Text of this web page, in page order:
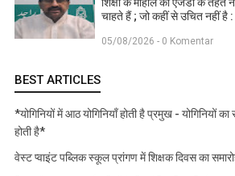
शिक्षा के माहौल को एजेंडा के
चाहते हैं ; जो कहीं से उचित नहीं है
05/08/2026 - 0 Komentar
BEST ARTICLES
*योगिनियों में आठ योगिनियाँ होती है प्रमुख - योगिनियों का
होती है*
वेस्ट प्वाइंट पब्लिक स्कूल प्रांगण में शिक्षक दिवस का